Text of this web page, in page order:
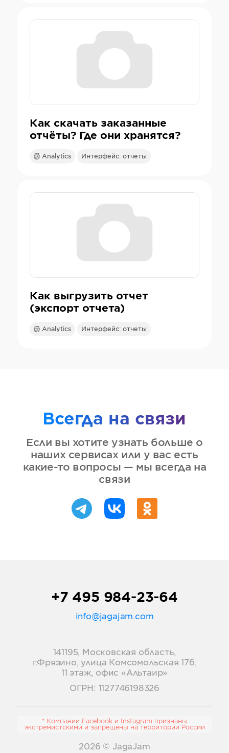
Как скачать заказанные
отчёты? Где они хранятся?
Analytics Интерфейс: отчеты
Как выгрузить отчет
(экспорт отчета)
Analytics Интерфейс: отчеты
Всегда на связи
Если вы хотите узнать больше о
наших сервисах или у вас есть
какие-то вопросы — мы всегда на
связи
+7 495 984-23-64
info@jagajam.com
141195, Московская область,
г.Фрязино, улица Комсомольская 17б,
11 этаж, офис «Альтаир»
ОГРН: 1127746198326
* Компании Facebook и Instagram признаны
экстремистскими и запрещены на территории России
2026 © JagaJam